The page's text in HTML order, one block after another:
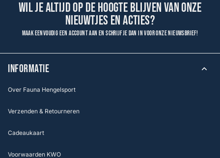
Wil je altijd op de hoogte blijven van onze
nieuwtjes en acties?
Maak eenvoudig een account aan en schrijf je dan in voor onze nieuwsbrief!
INFORMATIE
Over Fauna Hengelsport
Verzenden & Retourneren
Cadeaukaart
Voorwaarden KWO